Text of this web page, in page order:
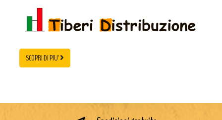
SCOPRI DI PIU'